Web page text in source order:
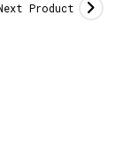
Product